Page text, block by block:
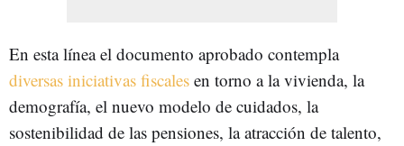
En esta línea el documento aprobado contempla
diversas iniciativas fiscales en torno a la vivienda, la
demografía, el nuevo modelo de cuidados, la
sostenibilidad de las pensiones, la atracción de talento,